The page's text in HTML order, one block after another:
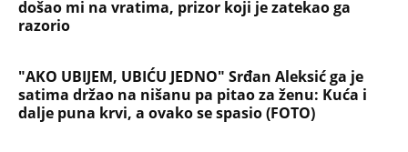
došao mi na vratima, prizor koji je zatekao ga
razorio
"AKO UBIJEM, UBIĆU JEDNO" Srđan Aleksić ga je
satima držao na nišanu pa pitao za ženu: Kuća i
dalje puna krvi, a ovako se spasio (FOTO)